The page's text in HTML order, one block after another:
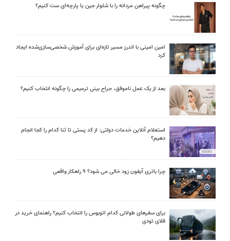
چگونه پیراهن مردانه را با شلوار جین یا پارچه‌ای ست کنیم؟
امین امینی با اندرز مسیر تازه‌ای برای آموزش شخصی‌سازی‌شده ایجاد
کرد
بعد از یک عمل ناموفق، جراح بینی ترمیمی را چگونه انتخاب کنیم؟
استعلام آنلاین خدمات دولتی: از کد پستی تا ثنا کدام را کجا انجام
دهیم؟
چرا باتری آیفون زود خالی می شود؟ ۹ راهکار واقعی
برای سفرهای طولانی کدام اتوبوس را انتخاب کنیم؟ راهنمای خرید در
فلای تودی